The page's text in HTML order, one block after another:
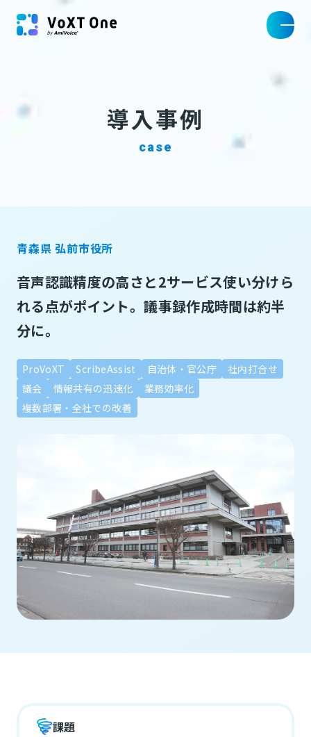
導入事例
case
青森県 弘前市役所
音声認識精度の高さと2サービス使い分けら
れる点がポイント。議事録作成時間は約半
分に。
ProVoXT ScribeAssist 自治体・官公庁
社内打合せ
議会
情報共有の迅速化
業務効率化
複数部署・全社での改善
課題